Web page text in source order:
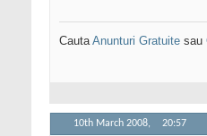
CautaAnunturi Gratuite sau
10th March 2008, 20:57